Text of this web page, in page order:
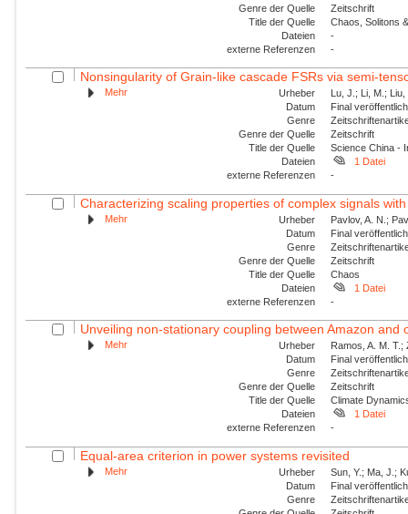
Genre der Quelle
Zeitschrift
Title der Quelle
Chaos, Solitons
Dateien
-
externe Referenzen
-
Nonsingularity of Grain-like cascade FSRs via semi-
Mehr Urheber
Lu, J.; Li, M.;
Datum
Final
Genre
Genre der Quelle
Zeitschrift
Title der Quelle
Science China -
Dateien
1 Datei
externe Referenzen
-
Characterizing scaling properties of complex signals
Mehr Urheber
Pavlov, A. N.;
Datum
Final
Genre
Genre der Quelle
Zeitschrift
Title der Quelle
Chaos
Dateien
1 Datei
externe Referenzen
-
Unveiling non-stationary coupling between Amazon
Mehr Urheber
Ramos, A. M.
Datum
Final
Genre
Genre der Quelle
Zeitschrift
Title der Quelle
Climate
Dateien
1 Datei
externe Referenzen
-
Equal-area criterion in power systems revisited
Mehr Urheber
Sun, Y.; Ma, J.;
Datum
Final
Genre